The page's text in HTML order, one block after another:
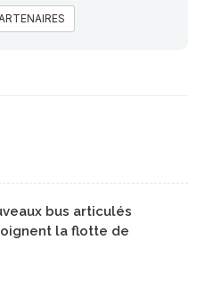
bus articulés
la flotte de